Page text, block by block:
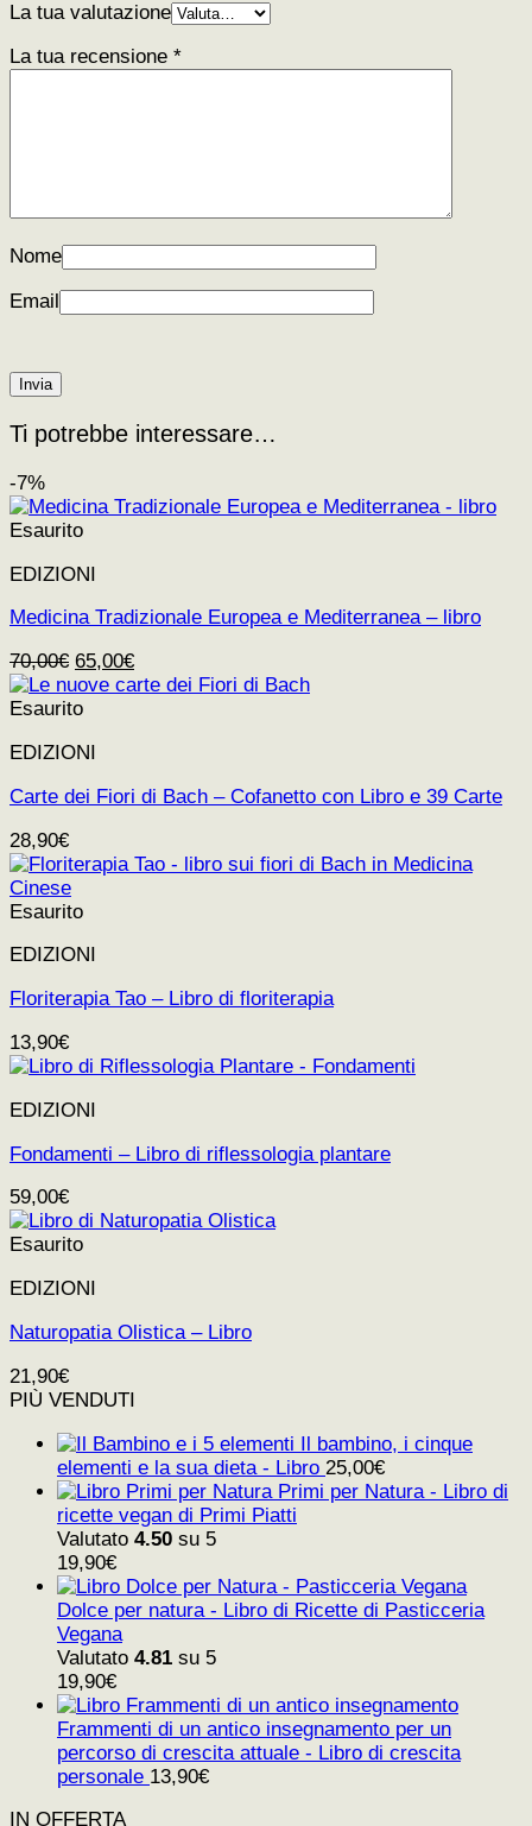
La tua valutazione
La tua recensione *
Nome
Email
Ti potrebbe interessare…
-7%
Esaurito
EDIZIONI
Medicina Tradizionale Europea e Mediterranea – libro
70,00€ Il
prezzo
originale
70,00€.
65,00€Il
prezzo
Esaurito
EDIZIONI
Carte dei Fiori di Bach – Cofanetto con Libro e 39 Carte
28,90€
Esaurito
EDIZIONI
Floriterapia Tao – Libro di floriterapia
13,90€
EDIZIONI
Fondamenti – Libro di riflessologia plantare
59,00€
Esaurito
EDIZIONI
Naturopatia Olistica – Libro
21,90€
PIÙ VENDUTI
Il bambino, i cinque
elementi e la sua dieta - Libro 25,00€
Primi per Natura - Libro di
ricette vegan di Primi Piatti
Valutato 4.50 su 5
19,90€
Dolce per natura - Libro di Ricette di Pasticceria
Vegana
Valutato 4.81 su 5
19,90€
Frammenti di un antico insegnamento per un
percorso di crescita attuale - Libro di crescita
personale 13,90€
IN OFFERTA